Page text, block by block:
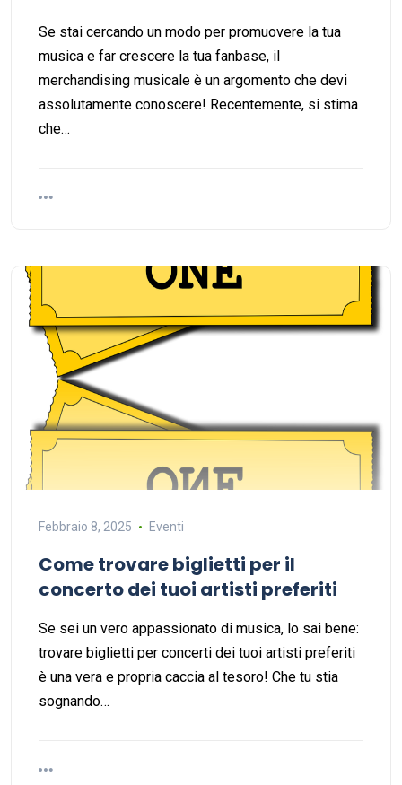
Se stai cercando un modo per promuovere la tua
musica e far crescere la tua fanbase, il
merchandising musicale è un argomento che devi
assolutamente conoscere! Recentemente, si stima
che…
Febbraio 8, 2025 Eventi
Come trovare biglietti per il
concerto dei tuoi artisti preferiti
Se sei un vero appassionato di musica, lo sai bene:
trovare biglietti per concerti dei tuoi artisti preferiti
è una vera e propria caccia al tesoro! Che tu stia
sognando…